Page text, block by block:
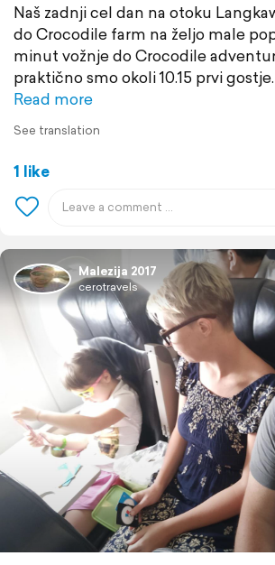
Naš zadnji cel dan na otoku
do Crocodile farm na željo male
minut vožnje do Crocodile
praktično smo okoli 10.15 prvi
Read more
See translation
1 like
Malezija 2017
cerotravels